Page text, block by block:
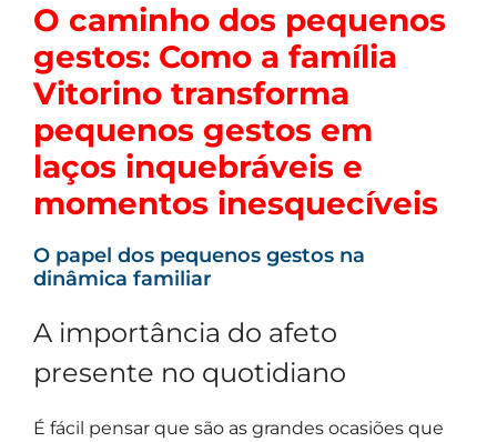
O caminho dos pequenos
gestos: Como a família
Vitorino transforma
pequenos gestos em
laços inquebráveis e
momentos inesquecíveis
O papel dos pequenos gestos na
dinâmica familiar
A importância do afeto
presente no quotidiano
É fácil pensar que são as grandes ocasiões que